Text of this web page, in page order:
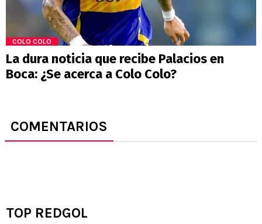
COLO COLO
La dura noticia que recibe Palacios en
Boca: ¿Se acerca a Colo Colo?
COMENTARIOS
TOP REDGOL